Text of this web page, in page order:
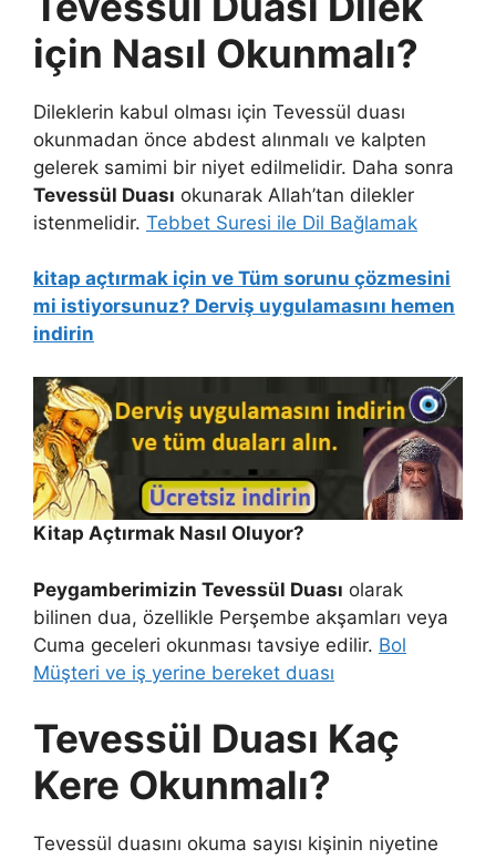
için Nasıl Okunmalı?
Dileklerin kabul olması için Tevessül duası
okunmadan önce abdest alınmalı ve kalpten
gelerek samimi bir niyet edilmelidir. Daha sonra
Tevessül Duası okunarak Allah’tan dilekler
istenmelidir. Tebbet Suresi ile Dil Bağlamak
kitap açtırmak için ve Tüm sorunu çözmesini
mi istiyorsunuz? Derviş uygulamasını hemen
indirin
Kitap Açtırmak Nasıl Oluyor?
Peygamberimizin Tevessül Duası olarak
bilinen dua, özellikle Perşembe akşamları veya
Cuma geceleri okunması tavsiye edilir. Bol
Müşteri ve iş yerine bereket duası
Tevessül Duası Kaç
Kere Okunmalı?
Tevessül duasını okuma sayısı kişinin niyetine